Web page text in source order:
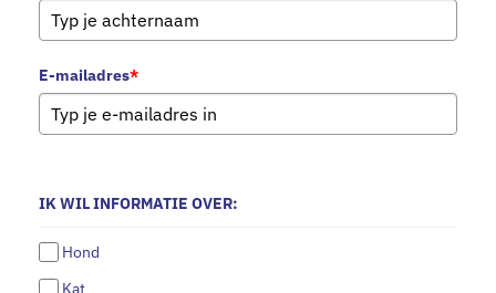
E-mailadres*
IK WIL INFORMATIE OVER:
Hond
Kat